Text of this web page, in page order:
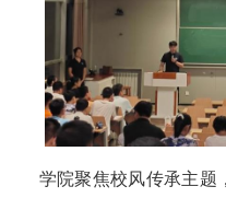
学院聚焦校风传承主题